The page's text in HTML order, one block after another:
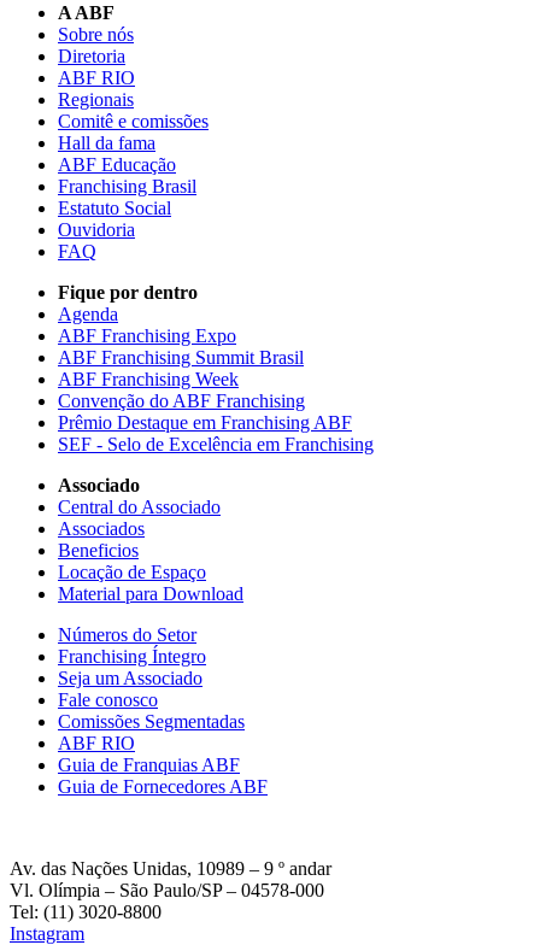
A ABF
Sobre nós
Diretoria
ABF RIO
Regionais
Comitê e comissões
Hall da fama
ABF Educação
Franchising Brasil
Estatuto Social
Ouvidoria
FAQ
Fique por dentro
Agenda
ABF Franchising Expo
ABF Franchising Summit Brasil
ABF Franchising Week
Convenção do ABF Franchising
Prêmio Destaque em Franchising ABF
SEF - Selo de Excelência em Franchising
Associado
Central do Associado
Associados
Beneficios
Locação de Espaço
Material para Download
Números do Setor
Franchising Íntegro
Seja um Associado
Fale conosco
Comissões Segmentadas
ABF RIO
Guia de Franquias ABF
Guia de Fornecedores ABF
Av. das Nações Unidas, 10989 – 9 º andar
Vl. Olímpia – São Paulo/SP – 04578-000
Tel: (11) 3020-8800
Instagram